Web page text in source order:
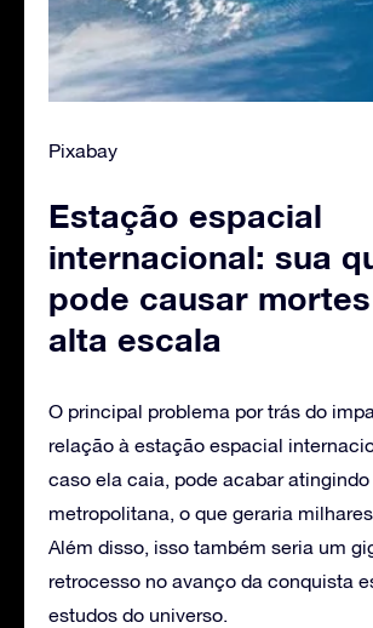
Pixabay
Estação espacial
internacional: sua
pode causar
alta escala
O principal problema por trás do
relação à estação espacial
caso ela caia, pode acabar
metropolitana, o que geraria
Além disso, isso também seria um
retrocesso no avanço da conquista
estudos do universo.